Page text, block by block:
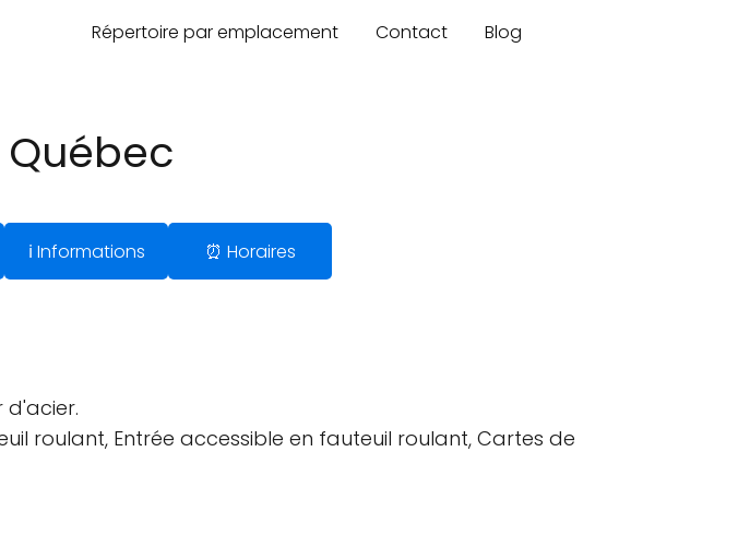
Répertoire par emplacement Contact Blog
ℹ️ Informations ⏰ Horaires
d'acier.
roulant, Entrée accessible en fauteuil roulant, Cartes de